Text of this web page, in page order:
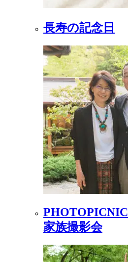
長寿の記念日
PHOTOPICNIC
家族撮影会